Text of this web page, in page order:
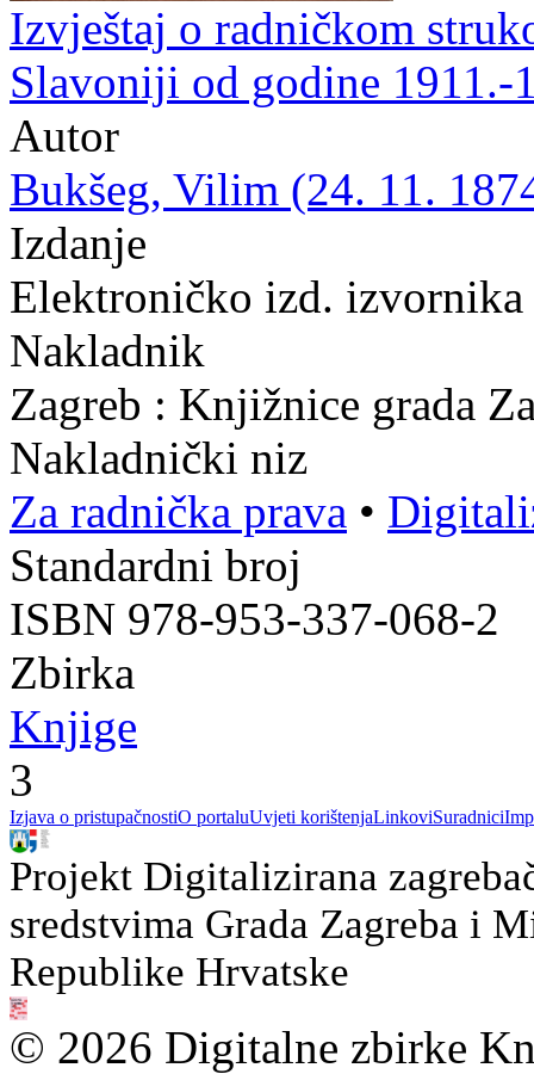
Izvještaj o radničkom
Slavoniji od godine
Autor
Bukšeg, Vilim (24. 11.
Izdanje
Elektroničko izd.
Nakladnik
Zagreb : Knjižnice grada
Nakladnički niz
Za radnička prava •
Standardni broj
ISBN 978-953-337-068-2
Zbirka
Knjige
3
Izjava o pristupačnostiO portaluUvjeti korištenjaLinkoviSuradnici
Projekt Digitalizirana
sredstvima Grada Zagreba i
Republike Hrvatske
© 2026 Digitalne zbirke